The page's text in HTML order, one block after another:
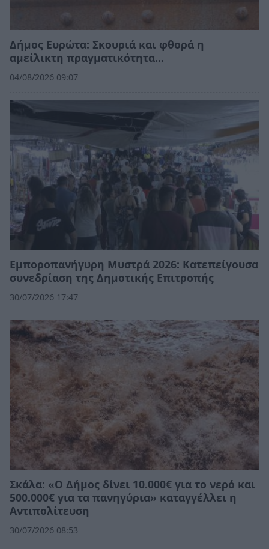
Δήμος Ευρώτα: Σκουριά και φθορά η
αμείλικτη πραγματικότητα…
04/08/2026 09:07
Εμποροπανήγυρη Μυστρά 2026: Κατεπείγουσα
συνεδρίαση της Δημοτικής Επιτροπής
30/07/2026 17:47
Σκάλα: «Ο Δήμος δίνει 10.000€ για το νερό και
500.000€ για τα πανηγύρια» καταγγέλλει η
Αντιπολίτευση
30/07/2026 08:53